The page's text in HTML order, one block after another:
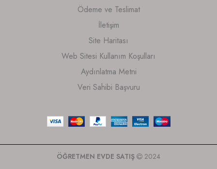
Ödeme ve Teslimat
İletişim
Site Haritası
Web Sitesi Kullanım Koşulları
Aydınlatma Metni
Veri Sahibi Başvuru
ÖĞRETMEN EVDE SATIŞ 2024